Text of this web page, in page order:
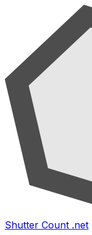
Shutter Count .net